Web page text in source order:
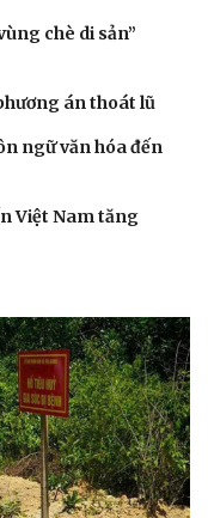
tình yêu
cho bé
tâm hồn
chè di sản”
án thoát lũ
ngữ văn hóa đến
Việt Nam tăng